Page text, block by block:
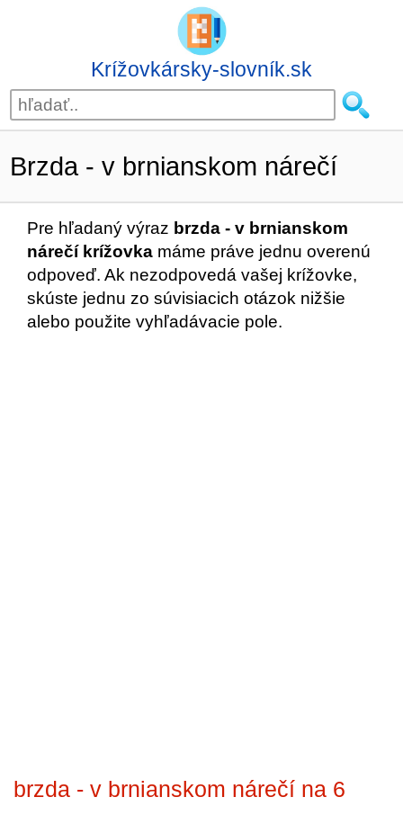
Krížovkársky-slovník.sk
Brzda - v brnianskom nárečí
Pre hľadaný výraz brzda - v brnianskom
nárečí krížovka máme práve jednu overenú
odpoveď. Ak nezodpovedá vašej krížovke,
skúste jednu zo súvisiacich otázok nižšie
alebo použite vyhľadávacie pole.
brzda - v brnianskom nárečí na 6